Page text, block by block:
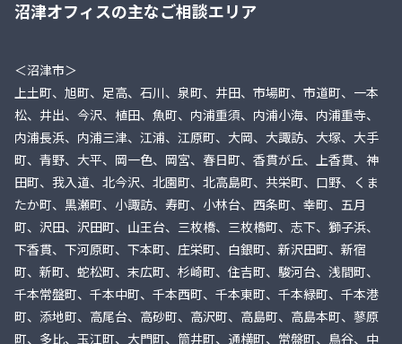
沼津オフィスの主なご相談エリア
＜沼津市＞
上土町、旭町、足高、石川、泉町、井田、市場町、市道町、一本
松、井出、今沢、植田、魚町、内浦重須、内浦小海、内浦重寺、
内浦長浜、内浦三津、江浦、江原町、大岡、大諏訪、大塚、大手
町、青野、大平、岡一色、岡宮、春日町、香貫が丘、上香貫、神
田町、我入道、北今沢、北園町、北高島町、共栄町、口野、くま
たか町、黒瀬町、小諏訪、寿町、小林台、西条町、幸町、五月
町、沢田、沢田町、山王台、三枚橋、三枚橋町、志下、獅子浜、
下香貫、下河原町、下本町、庄栄町、白銀町、新沢田町、新宿
町、新町、蛇松町、末広町、杉崎町、住吉町、駿河台、浅間町、
千本常盤町、千本中町、千本西町、千本東町、千本緑町、千本港
町、添地町、高尾台、高砂町、高沢町、高島町、高島本町、蓼原
町、多比、玉江町、大門町、筒井町、通横町、常盤町、鳥谷、中